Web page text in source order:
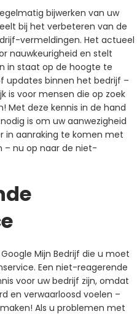
bijwerken van uw
bij het verbeteren van de
vermeldingen. Het actueel
nauwkeurigheid en stelt
in staat op de hoogte te
updates binnen het bedrijf –
is voor mensen die op zoek
Met deze kennis in de hand
is om uw aanwezigheid
in aanraking te komen met
– nu op naar de niet-
Mijn Bedrijf die u moet
Een niet-reagerende
voor uw bedrijf zijn, omdat
en verwaarloosd voelen –
Als u problemen met